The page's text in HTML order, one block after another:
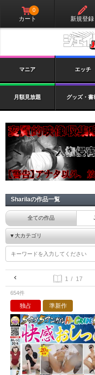
カート
0
新規登録
マニア エッチ
月額見放題 グッズ・書
Sharilaの作品一覧
全ての作品
/ 17
654件
独占 準新作